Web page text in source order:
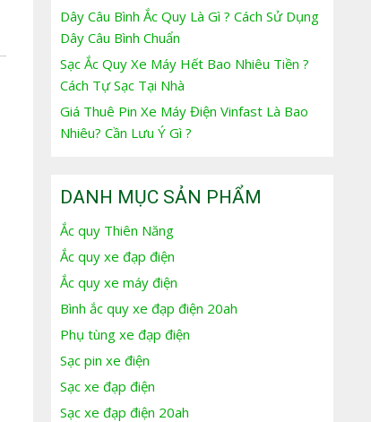
Dây Câu Bình Ắc Quy Là Gì ? Cách Sử Dụng
Dây Câu Bình Chuẩn
Sạc Ắc Quy Xe Máy Hết Bao Nhiêu Tiền ?
Cách Tự Sạc Tại Nhà
Giá Thuê Pin Xe Máy Điện Vinfast Là Bao
Nhiêu? Cần Lưu Ý Gì ?
DANH MỤC SẢN PHẨM
Ắc quy Thiên Năng
Ắc quy xe đạp điện
Ắc quy xe máy điện
Bình ắc quy xe đạp điện 20ah
Phụ tùng xe đạp điện
Sạc pin xe điện
Sạc xe đạp điện
Sạc xe đạp điện 20ah